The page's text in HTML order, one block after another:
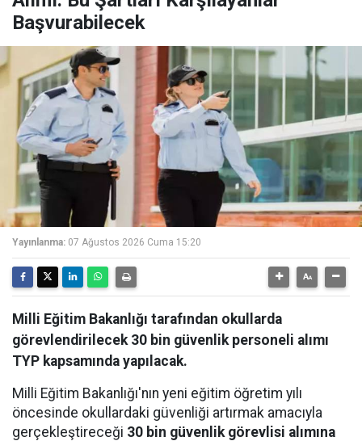
Başvurabilecek
Yayınlanma: 07 Ağustos 2026 Cuma 15:20
Milli Eğitim Bakanlığı tarafından okullarda
görevlendirilecek 30 bin güvenlik personeli alımı
TYP kapsamında yapılacak.
Milli Eğitim Bakanlığı'nın yeni eğitim öğretim yılı
öncesinde okullardaki güvenliği artırmak amacıyla
gerçekleştireceği 30 bin güvenlik görevlisi alımına